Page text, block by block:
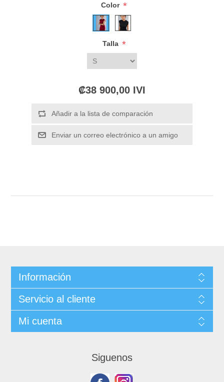
Color *
Talla *
₡38 900,00 IVI
Información
Servicio al cliente
Mi cuenta
Siguenos